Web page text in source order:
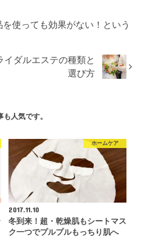
使っても効果がない！という
イダルエステの種類と
選び方
人気です。
ホームケア
2017.11.10
冬到来！超・乾燥肌もシートマス
ク一つでプルプルもっちり肌へ